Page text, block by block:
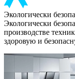
Экологически
Экологически
производстве
здоровую и